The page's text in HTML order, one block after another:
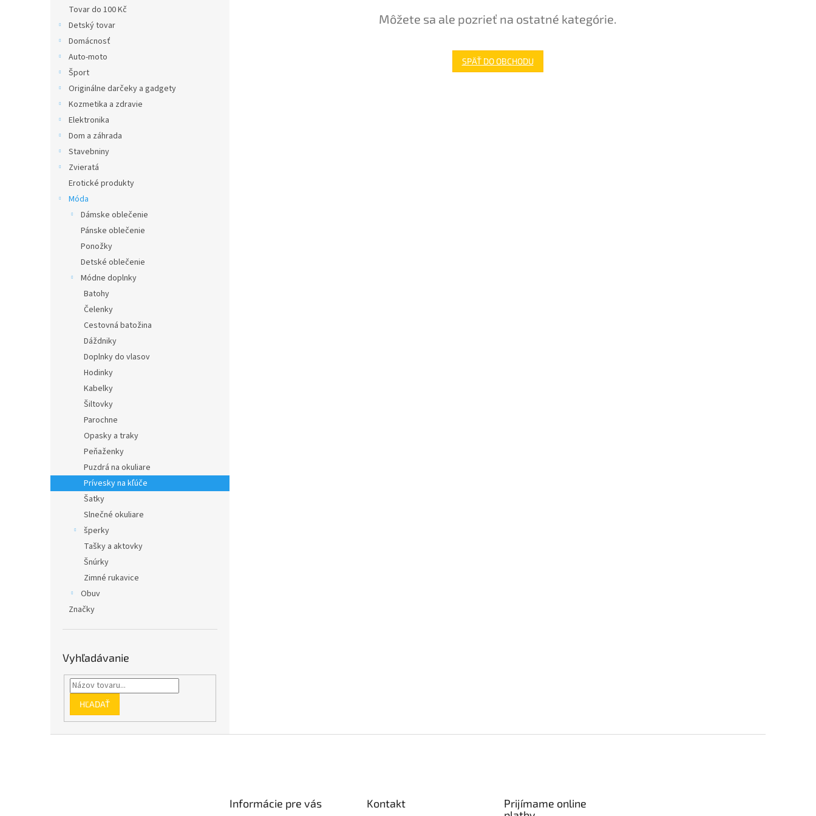
Tovar do 100 Kč
Detský tovar
Domácnosť
Auto-moto
Šport
Originálne darčeky a gadgety
Kozmetika a zdravie
Elektronika
Dom a záhrada
Stavebniny
Zvieratá
Erotické produkty
Móda
Dámske oblečenie
Pánske oblečenie
Ponožky
Detské oblečenie
Módne doplnky
Batohy
Čelenky
Cestovná batožina
Dáždniky
Doplnky do vlasov
Hodinky
Kabelky
Šiltovky
Parochne
Opasky a traky
Peňaženky
Puzdrá na okuliare
Prívesky na kľúče
Šatky
Slnečné okuliare
šperky
Tašky a aktovky
Šnúrky
Zimné rukavice
Obuv
Značky
Vyhľadávanie
HĽADAŤ
Môžete sa ale pozrieť na ostatné kategórie.
SPÄŤ DO OBCHODU
Informácie pre vás Kontakt
Prijímame online